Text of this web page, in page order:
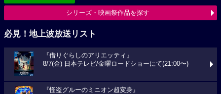
シリーズ・映画祭作品を探す
必見！地上波放送リスト
『借りぐらしのアリエッティ』
8/7(金) 日本テレビ/金曜ロードショーにて(21:00〜)
『怪盗グルーのミニオン超変身』